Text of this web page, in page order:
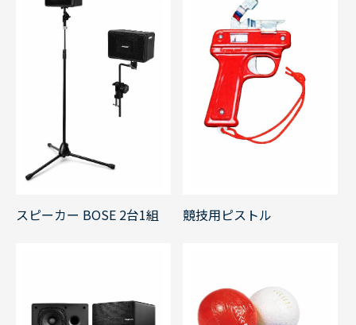
スピーカー BOSE 2台1組 競技用ピストル